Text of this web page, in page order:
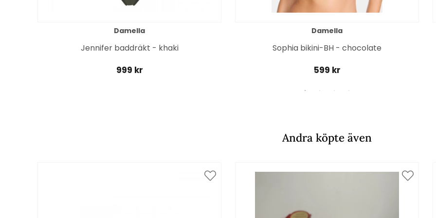
Damella
Jennifer baddräkt - khaki
999 kr
Damella
Sophia bikini-BH - chocolate
599 kr
Andra köpte även